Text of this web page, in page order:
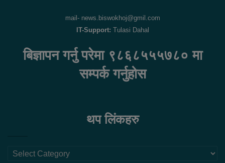
mail- news.biswokhoj@gmil.com
IT-Support: Tulasi Dahal
बिज्ञापन गर्नु परेमा ९८६८५५५७८० मा
सम्पर्क गर्नुहोस
थप लिंकहरु
थप